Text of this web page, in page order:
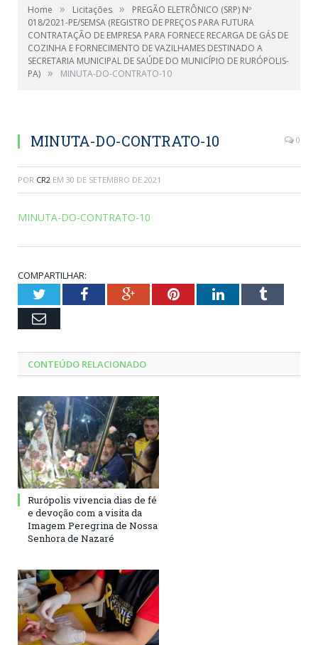
Home » Licitações »
PREGÃO ELETRÔNICO (SRP) Nº
018/2021-PE/SEMSA (REGISTRO DE PREÇOS PARA FUTURA
CONTRATAÇÃO DE EMPRESA PARA FORNECE RECARGA DE GÁS DE
COZINHA E FORNECIMENTO DE VAZILHAMES DESTINADO A
SECRETARIA MUNICIPAL DE SAÚDE DO MUNICÍPIO DE RURÓPOLIS-
PA) » MINUTA-DO-CONTRATO-10
MINUTA-DO-CONTRATO-10 0
POR CR2 EM 30 DE SETEMBRO DE 2021
MINUTA-DO-CONTRATO-10
COMPARTILHAR:
TwitterFacebookGoogle+PinterestLinkedInTumblr
Email
CONTEÚDO RELACIONADO
Rurópolis vivencia dias de fé
e devoção com a visita da
Imagem Peregrina de Nossa
Senhora de Nazaré